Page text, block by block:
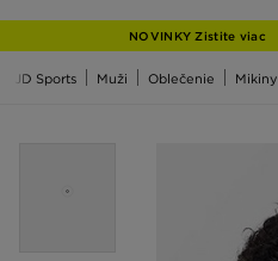
NOVINKY Zistite viac
JD Sports Muži Oblečenie Mikiny